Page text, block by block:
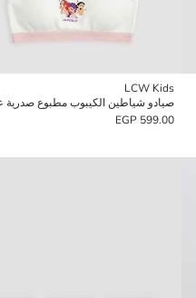
LCW Kids
599.00 EGP